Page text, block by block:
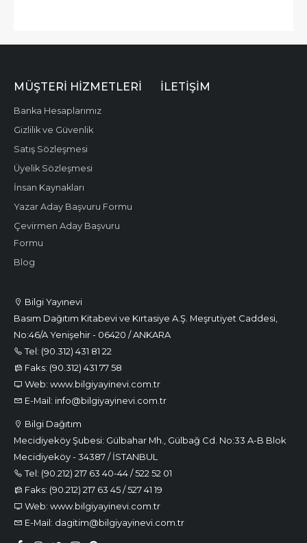
Bilgi Yayınevi
Basım Dağıtım Kitabevi ve Kırtasiye A.Ş. Meşrutiyet Caddesi,
No:46/A Yenişehir - 06420 / ANKARA
Tel: (90.312) 431 81 22
Faks: (90.312) 431 77 58
Web: www.bilgiyayinevi.com.tr
E-Mail: info@bilgiyayinevi.com.tr
Bilgi Dağıtım
Mecidiyeköy Şubesi: Gülbahar Mh., Gülbağ Cd. No:33 A-B Blok
Mecidiyeköy - 34387 / İSTANBUL
Tel: (90.212) 217 63 40-44 / 522 52 01
Faks: (90.212) 217 63 45 / 527 41 19
Web: www.bilgiyayinevi.com.tr
E-Mail: dagitim@bilgiyayinevi.com.tr
MÜŞTERI HIZMETLERI
Banka Hesaplarımız
Gizlilik ve Güvenlik
Satış Sözleşmesi
Üyelik Sözleşmesi
İnsan Kaynakları
Yazar Aday Başvuru Formu
Çevirmen Aday Başvuru
Formu
Blog
İLETIŞIM